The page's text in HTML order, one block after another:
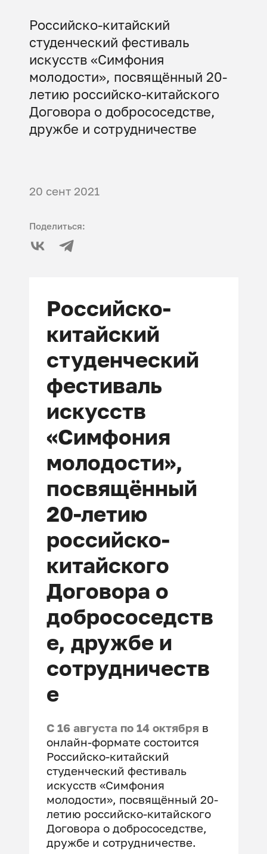
Российско-китайский
студенческий фестиваль
искусств «Симфония
молодости», посвящённый 20-
летию российско-китайского
Договора о добрососедстве,
дружбе и сотрудничестве
20 сент 2021
Поделиться:
Российско-
китайский
студенческий
фестиваль
искусств
«Симфония
молодости»,
посвящённый
20-летию
российско-
китайского
Договора о
добрососедств
е, дружбе и
сотрудничеств
е
С 16 августа по 14 октября в
онлайн-формате состоится
Российско-китайский
студенческий фестиваль
искусств «Симфония
молодости», посвящённый 20-
летию российско-китайского
Договора о добрососедстве,
дружбе и сотрудничестве.